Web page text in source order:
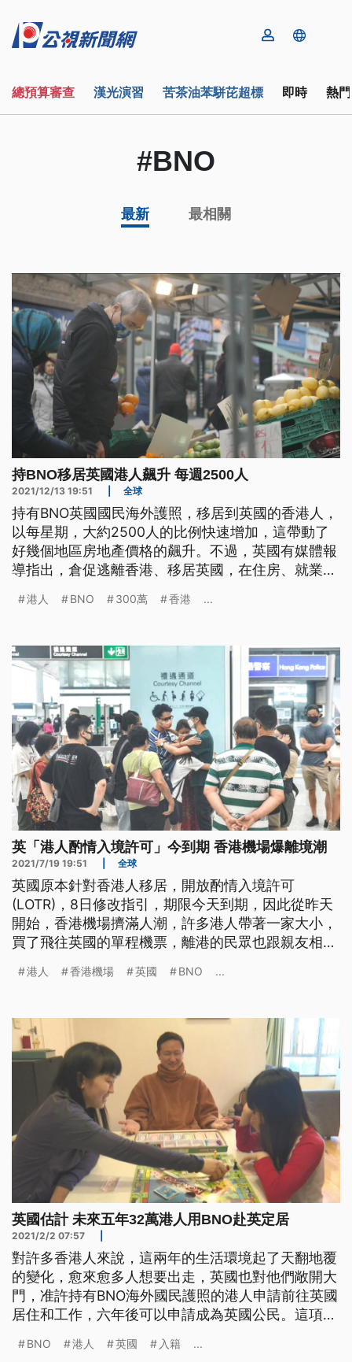
總預算審查 漢光演習 苦茶油苯駢芘超標 即時 熱
#BNO
最新 最相關
持BNO移居英國港人飆升 每週2500人
2021/12/13 19:51 全球
持有BNO英國國民海外護照，移居到英國的香港人，
以每星期，大約2500人的比例快速增加，這帶動了
好幾個地區房地產價格的飆升。不過，英國有媒體報
導指出，倉促逃離香港、移居英國，在住房、就業、
街頭。
港人 BNO 300萬 香港 ...
英「港人酌情入境許可」今到期 香港機場爆離境潮
2021/7/19 19:51 全球
英國原本針對香港人移居，開放酌情入境許可
(LOTR)，8日修改指引，期限今天到期，因此從昨天
開始，香港機場擠滿人潮，許多港人帶著一家大小，
買了飛往英國的單程機票，離港的民眾也跟親友相
港人 香港機場 英國 BNO ...
英國估計 未來五年32萬港人用BNO赴英定居
2021/2/2 07:57
對許多香港人來說，這兩年的生活環境起了天翻地覆
的變化，愈來愈多人想要出走，英國也對他們敞開大
門，准許持有BNO海外國民護照的港人申請前往英國
居住和工作，六年後可以申請成為英國公民。這項新
內將會有32萬港人前往英國定居。 香港這兩年歷經
BNO 港人 英國 入籍 ...